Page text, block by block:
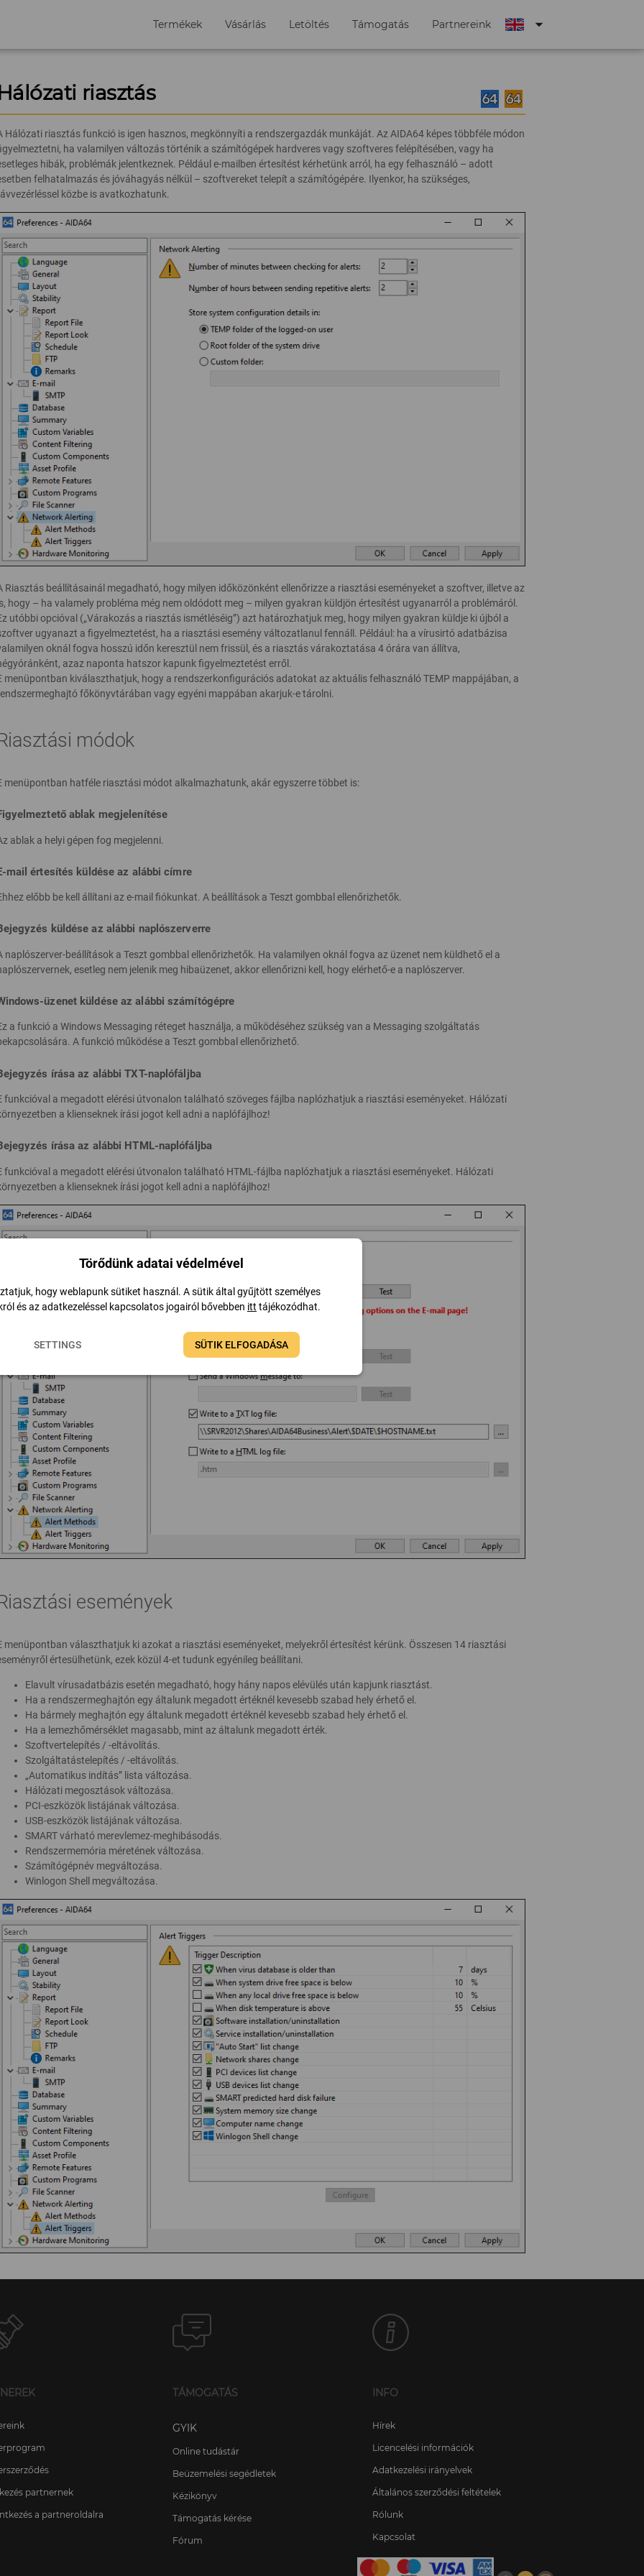
Termékek Vásárlás Letöltés Támogatás Partnereink arrow_drop_down
riasztás
Hálózati riasztás funkció is igen hasznos, megkönnyíti a rendszergazdák munkáját. Az AIDA64 képes többféle módon
ha valamilyen változás történik a számítógépek hardveres vagy szoftveres felépítésében, vagy ha
hibák, problémák jelentkeznek. Például e-mailben értesítést kérhetünk arról, ha egy felhasználó – adott
felhatalmazás és jóváhagyás nélkül – szoftvereket telepít a számítógépére. Ilyenkor, ha szükséges,
közbe is avatkozhatunk.
Riasztás beállításainál megadható, hogy milyen időközönként ellenőrizze a riasztási eseményeket a szoftver, illetve az
hogy – ha valamely probléma még nem oldódott meg – milyen gyakran küldjön értesítést ugyanarról a problémáról.
utóbbi opcióval („Várakozás a riasztás ismétléséig”) azt határozhatjuk meg, hogy milyen gyakran küldje ki újból a
ugyanazt a figyelmeztetést, ha a riasztási esemény változatlanul fennáll. Például: ha a vírusirtó adatbázisa
oknál fogva hosszú időn keresztül nem frissül, és a riasztás várakoztatása 4 órára van állítva,
azaz naponta hatszor kapunk figyelmeztetést erről.
menüpontban kiválaszthatjuk, hogy a rendszerkonfigurációs adatokat az aktuális felhasználó TEMP mappájában, a
főkönyvtárában vagy egyéni mappában akarjuk-e tárolni.
módok
menüpontban hatféle riasztási módot alkalmazhatunk, akár egyszerre többet is:
ablak megjelenítése
ablak a helyi gépen fog megjelenni.
mail értesítés küldése az alábbi címre
előbb be kell állítani az e-mail fiókunkat. A beállítások a Teszt gombbal ellenőrizhetők.
küldése az alábbi naplószerverre
naplószerver-beállítások a Teszt gombbal ellenőrizhetők. Ha valamilyen oknál fogva az üzenet nem küldhető el a
esetleg nem jelenik meg hibaüzenet, akkor ellenőrizni kell, hogy elérhető-e a naplószerver.
üzenet küldése az alábbi számítógépre
a funkció a Windows Messaging réteget használja, a működéséhez szükség van a Messaging szolgáltatás
A funkció működése a Teszt gombbal ellenőrizhető.
írása az alábbi TXT-naplófáljba
funkcióval a megadott elérési útvonalon található szöveges fájlba naplózhatjuk a riasztási eseményeket. Hálózati
a klienseknek írási jogot kell adni a naplófájlhoz!
írása az alábbi HTML-naplófáljba
funkcióval a megadott elérési útvonalon található HTML-fájlba naplózhatjuk a riasztási eseményeket. Hálózati
a klienseknek írási jogot kell adni a naplófájlhoz!
események
menüpontban választhatjuk ki azokat a riasztási eseményeket, melyekről értesítést kérünk. Összesen 14 riasztási
értesülhetünk, ezek közül 4-et tudunk egyénileg beállítani.
Elavult vírusadatbázis esetén megadható, hogy hány napos elévülés után kapjunk riasztást.
Ha a rendszermeghajtón egy általunk megadott értéknél kevesebb szabad hely érhető el.
Ha bármely meghajtón egy általunk megadott értéknél kevesebb szabad hely érhető el.
Ha a lemezhőmérséklet magasabb, mint az általunk megadott érték.
Szoftvertelepítés / -eltávolítás.
Szolgáltatástelepítés / -eltávolítás.
„Automatikus indítás” lista változása.
Hálózati megosztások változása.
PCI-eszközök listájának változása.
USB-eszközök listájának változása.
SMART várható merevlemez-meghibásodás.
Rendszermemória méretének változása.
Számítógépnév megváltozása.
Winlogon Shell megváltozása.
partnernek
a partneroldalra
TÁMOGATÁS
GYIK
Online tudástár
Beüzemelési segédletek
Kézikönyv
Támogatás kérése
Fórum
INFO
Hírek
Licencelési információk
Adatkezelési irányelvek
Általános szerződési feltételek
Rólunk
Kapcsolat
Törődünk adatai védelmével
hogy weblapunk sütiket használ. A sütik által gyűjtött személyes
és az adatkezeléssel kapcsolatos jogairól bővebben itt tájékozódhat.
SETTINGS SÜTIK ELFOGADÁSA